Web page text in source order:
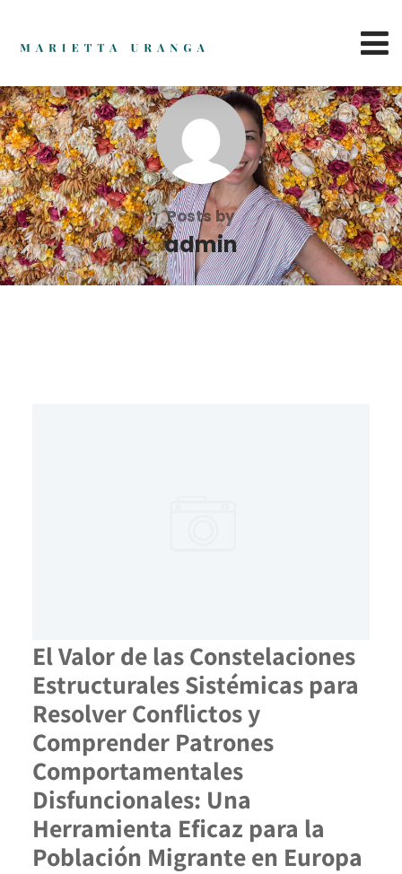
Posts by
admin
El Valor de las Constelaciones
Estructurales Sistémicas para
Resolver Conflictos y
Comprender Patrones
Comportamentales
Disfuncionales: Una
Herramienta Eficaz para la
Población Migrante en Europa